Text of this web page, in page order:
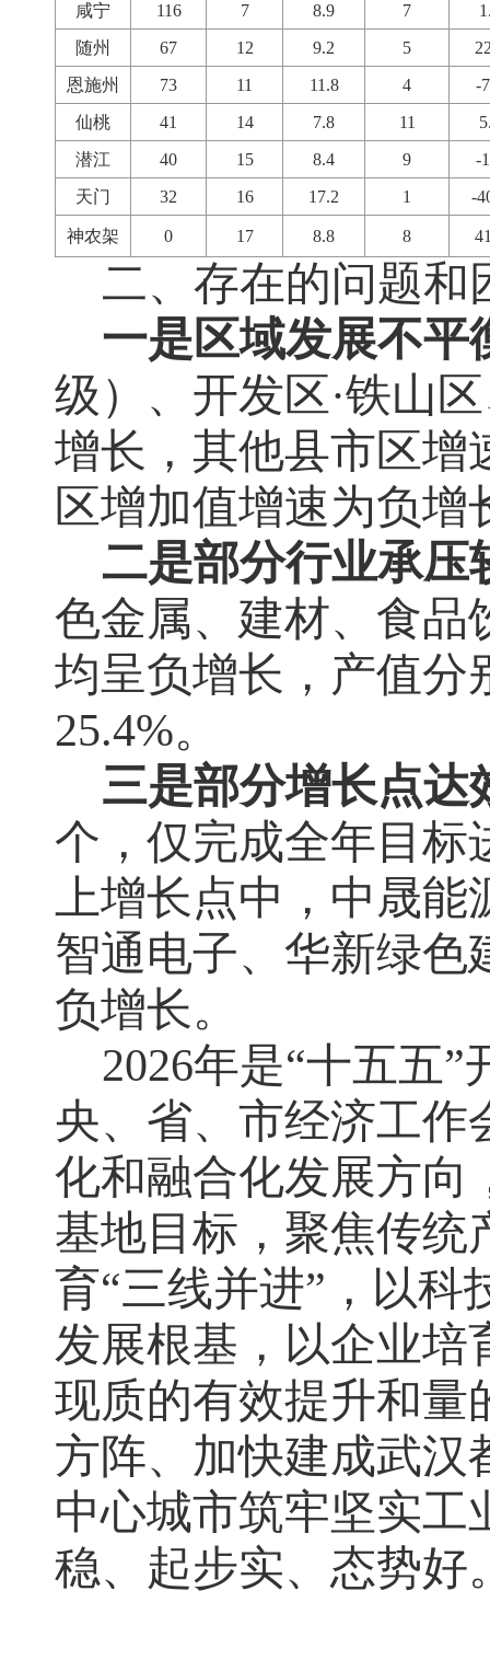
咸宁
116 7 8.9 7
随州
67 12 9.2 5
恩施州
73 11 11.8 4
-
仙桃
41 14 7.8 11
潜江
40 15 8.4 9
-
天门
32 16 17.2 1 -
神农架 0 17 8.8 8
二、 存在的问题和
一是区域发展不平
级）、开发区·铁山
增长，其他县市区增
区增加值增速为负增
二是部分行业承压
色金属、建材、食品
均呈负增长，产值分
25.4%。
三是部分增长点达
个，仅完成全年目标
上增长点中，中晟
智通电子、华新绿色
负增长。
2026年是“十五五
央、省、市经济工作
化和融合化发展方向
基地目标，聚焦传统
育“三线并进”，以科
发展根基，以企业培
现质的有效提升和量
方阵、加快建成武汉
中心城市筑牢坚实工
稳、起步实、态势好